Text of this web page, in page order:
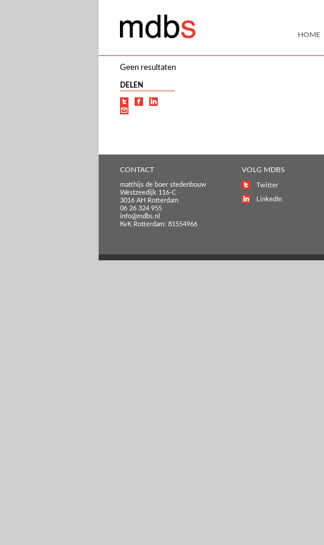
HOME
Geen resultaten
DELEN
CONTACT
matthijs de boer stedenbouw
Westzeedijk 116-C
3016 AH Rotterdam
06 26 324 955
info@mdbs.nl
KvK Rotterdam: 81554966
VOLG MDBS
Twitter
LinkedIn